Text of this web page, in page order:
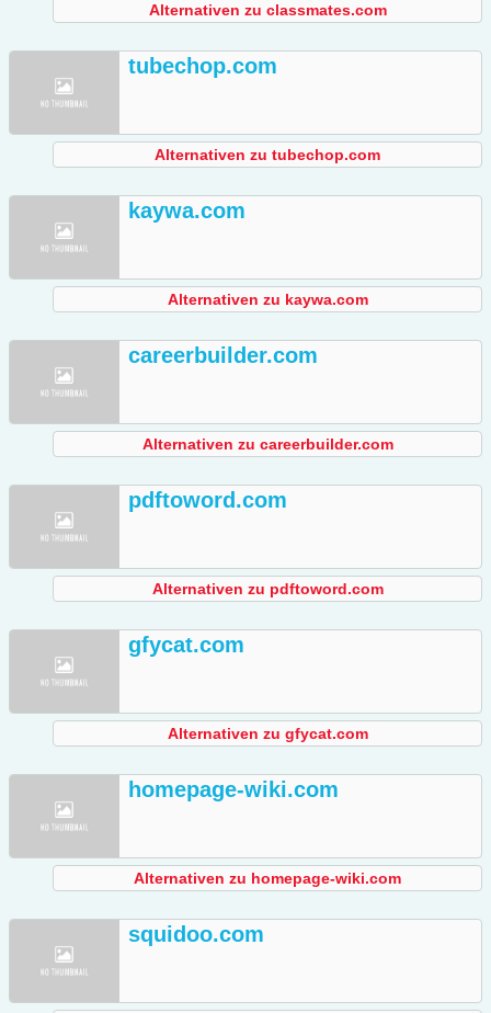
Alternativen zu classmates.com
tubechop.com
Alternativen zu tubechop.com
kaywa.com
Alternativen zu kaywa.com
careerbuilder.com
Alternativen zu careerbuilder.com
pdftoword.com
Alternativen zu pdftoword.com
gfycat.com
Alternativen zu gfycat.com
homepage-wiki.com
Alternativen zu homepage-wiki.com
squidoo.com